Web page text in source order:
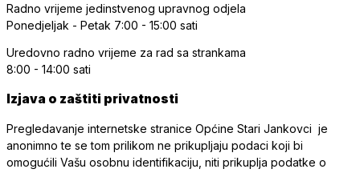
Radno vrijeme jedinstvenog upravnog odjela
Ponedjeljak - Petak 7:00 - 15:00 sati
Uredovno radno vrijeme za rad sa strankama
8:00 - 14:00 sati
Izjava o zaštiti privatnosti
Pregledavanje internetske stranice Općine Stari Jankovci je
anonimno te se tom prilikom ne prikupljaju podaci koji bi
omogućili Vašu osobnu identifikaciju, niti prikuplja podatke o